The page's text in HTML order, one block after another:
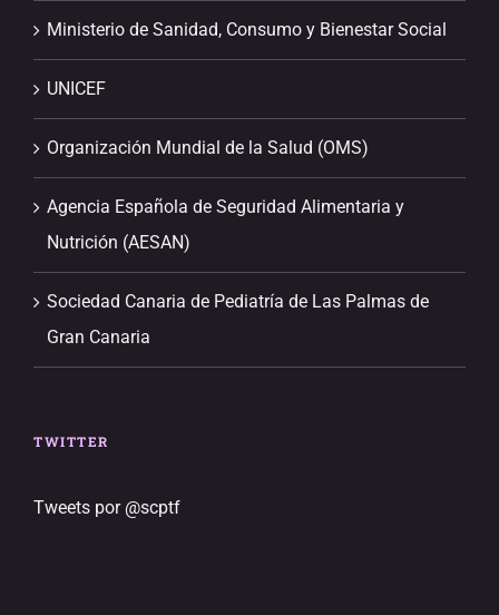
Ministerio de Sanidad, Consumo y Bienestar Social
UNICEF
Organización Mundial de la Salud (OMS)
Agencia Española de Seguridad Alimentaria y
Nutrición (AESAN)
Sociedad Canaria de Pediatría de Las Palmas de
Gran Canaria
TWITTER
Tweets por @scptf